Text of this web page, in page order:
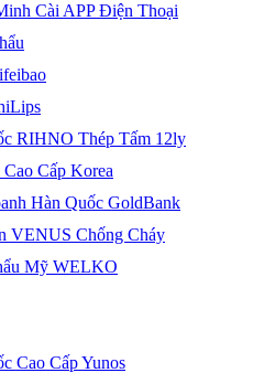
Cài APP Điện Thoại
RIHNO Thép Tấm 12ly
Cấp Korea
Hàn Quốc GoldBank
VENUS Chống Cháy
Mỹ WELKO
Cao Cấp Yunos